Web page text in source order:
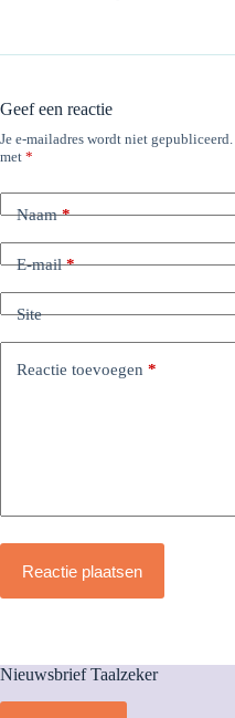
Geef een reactie
Je e-mailadres wordt niet gepubliceerd.
met *
Naam*
E-mail*
Site
Reactie toevoegen *
Reactie plaatsen
Nieuwsbrief Taalzeker